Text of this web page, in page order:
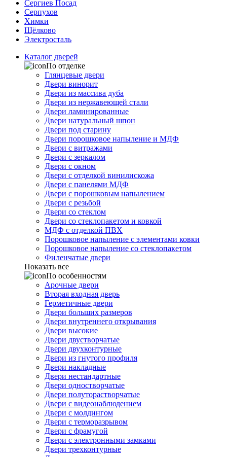
Сергиев Посад
Серпухов
Химки
Щёлково
Электросталь
Каталог дверей
По отделке
Глянцевые двери
Двери винорит
Двери из массива дуба
Двери из нержавеющей стали
Двери ламинированные
Двери натуральный шпон
Двери под старину
Двери порошковое напыление и МДФ
Двери с витражами
Двери с зеркалом
Двери с окном
Двери с отделкой винилискожа
Двери с панелями МДФ
Двери с порошковым напылением
Двери с резьбой
Двери со стеклом
Двери со стеклопакетом и ковкой
МДФ с отделкой ПВХ
Порошковое напыление с элементами ковки
Порошковое напыление со стеклопакетом
Филенчатые двери
Показать все
По особенностям
Арочные двери
Вторая входная дверь
Герметичные двери
Двери больших размеров
Двери внутреннего открывания
Двери высокие
Двери двустворчатые
Двери двухконтурные
Двери из гнутого профиля
Двери накладные
Двери нестандартные
Двери одностворчатые
Двери полуторастворчатые
Двери с видеонаблюдением
Двери с молдингом
Двери с терморазрывом
Двери с фрамугой
Двери с электронными замками
Двери трехконтурные